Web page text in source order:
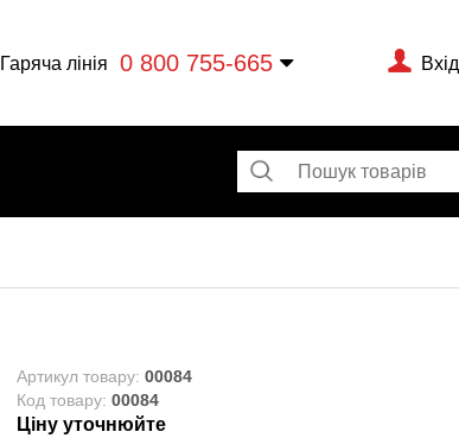
Гаряча лінія 0 800 755-665 Вхід
Артикул товару: 00084
Код товару: 00084
Ціну уточнюйте